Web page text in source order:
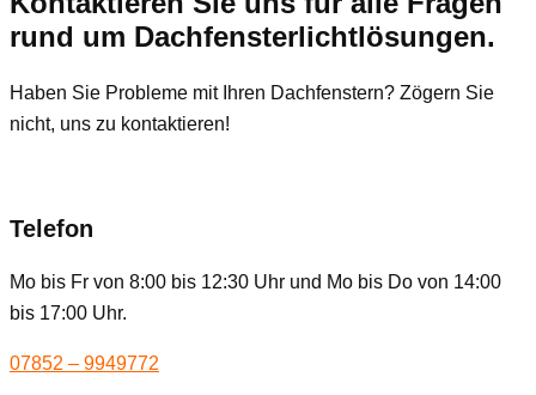
rund um Dachfensterlichtlösungen.
Haben Sie Probleme mit Ihren Dachfenstern? Zögern Sie
nicht, uns zu kontaktieren!
Telefon
Mo bis Fr von 8:00 bis 12:30 Uhr und Mo bis Do von 14:00
bis 17:00 Uhr.
07852 – 9949772